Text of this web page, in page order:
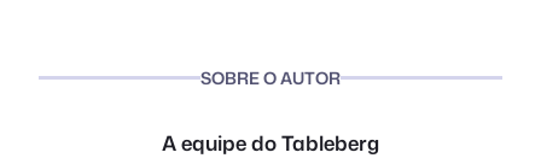
SOBRE O AUTOR
A equipe do Tableberg